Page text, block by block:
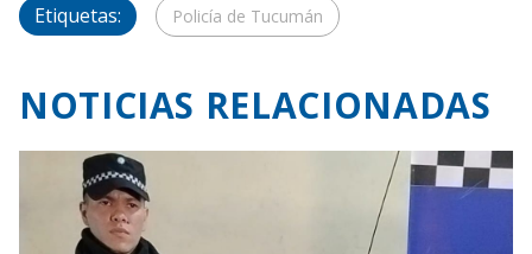
Etiquetas: Policía de Tucumán
NOTICIAS RELACIONADAS